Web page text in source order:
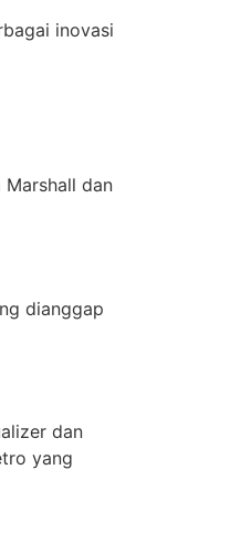
inovasi
dan
dianggap
dan
yang